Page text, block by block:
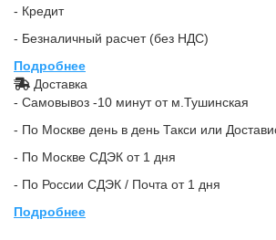
- Кредит
- Безналичный расчет (без НДС)
Подробнее
Доставка
- Самовывоз -10 минут от м.Тушинская
- По Москве день в день Такси или
- По Москве СДЭК от 1 дня
- По России СДЭК / Почта от 1 дня
Подробнее